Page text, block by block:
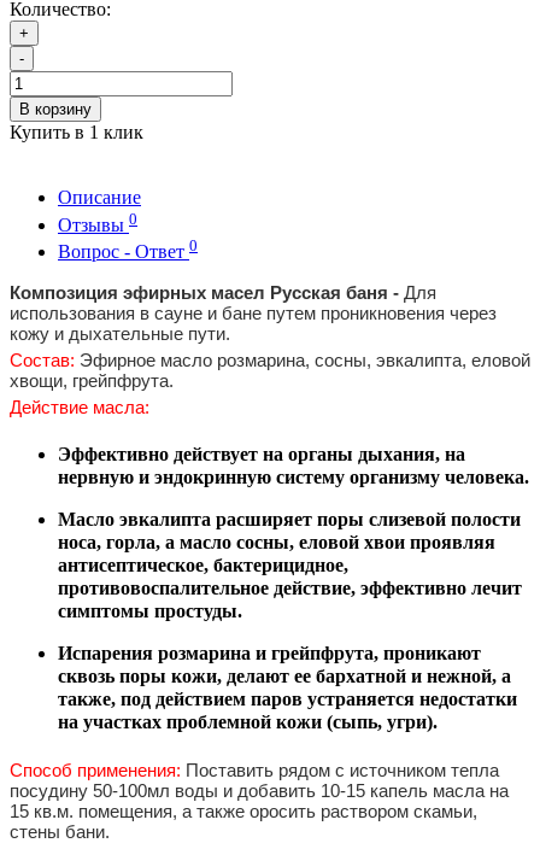
Количество:
+
-
В корзину
Купить в 1 клик
Описание
Отзывы 0
Вопрос - Ответ 0
Композиция эфирных масел Русская баня - Для
использования в сауне и бане путем проникновения через
кожу и дыхательные пути.
Состав: Эфирное масло розмарина, сосны, эвкалипта, еловой
хвощи, грейпфрута.
Действие масла:
Эффективно действует на органы дыхания, на
нервную и эндокринную систему организму человека.
Масло эвкалипта расширяет поры слизевой полости
носа, горла, а масло сосны, еловой хвои проявляя
антисептическое, бактерицидное,
противовоспалительное действие, эффективно лечит
симптомы простуды.
Испарения розмарина и грейпфрута, проникают
сквозь поры кожи, делают ее бархатной и нежной, а
также, под действием паров устраняется недостатки
на участках проблемной кожи (сыпь, угри).
Способ применения: Поставить рядом с источником тепла
посудину 50-100мл воды и добавить 10-15 капель масла на
15 кв.м. помещения, а также оросить раствором скамьи,
стены бани.